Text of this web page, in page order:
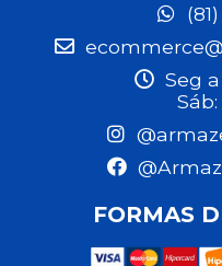
Seg a
FORMAS